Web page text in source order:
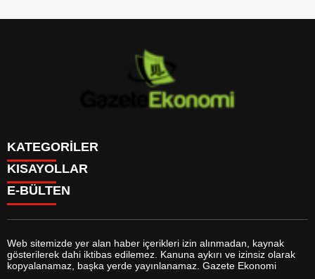
KATEGORİLER
GÜNDEM
DÜNYA
SİYASET
MAGAZİN
SAĞLIK
EĞİTİM
YAŞAM
KISAYOLLAR
BURÇLAR
FİKSTÜR
FİRMA EKLE
FİRMA REHBERİ
E-BÜLTEN
gazeteekonomi.com e-bültenine abone olarak, tarafınıza haber,
Web sitemizde yer alan haber içerikleri izin alınmadan, kaynak
gösterilerek dahi iktibas edilemez. Kanuna aykırı ve izinsiz olarak
kopyalanamaz, başka yerde yayınlanamaz. Gazete Ekonomi